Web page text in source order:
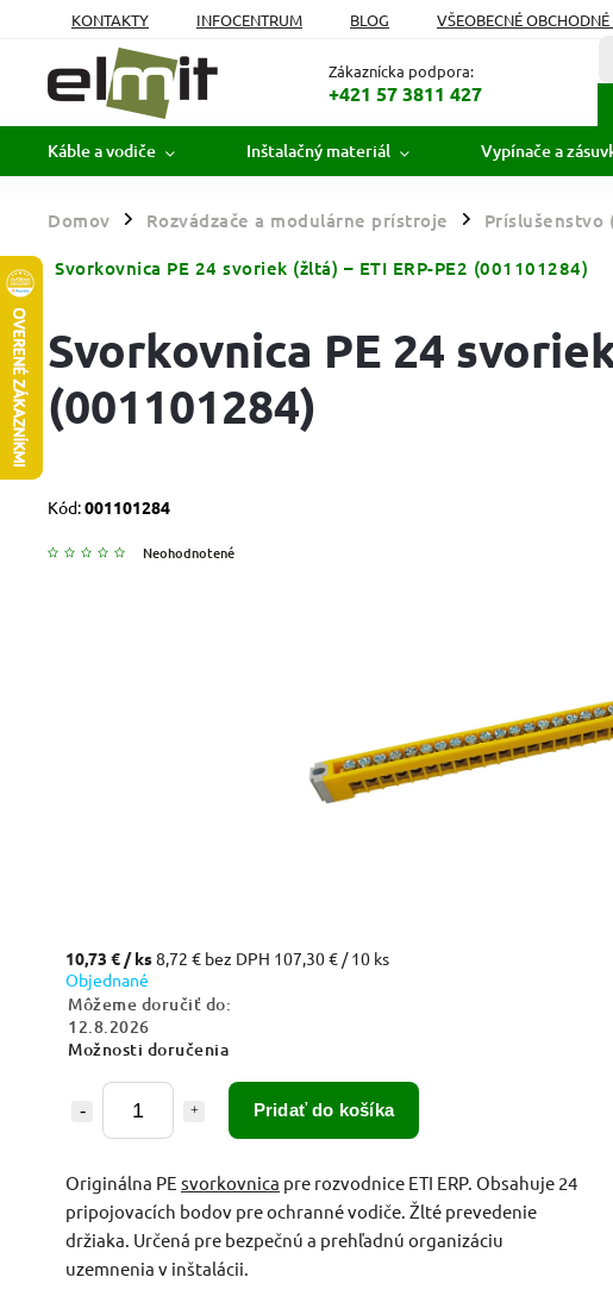
KONTAKTY INFOCENTRUM BLOG VŠEOBECNÉ
MOJA OBJEDNÁVKA
Zákaznícka podpora:
+421 57 3811 427
Káble a vodiče Inštalačný materiál Vypínače a
Domov / Rozvádzače a modulárne prístroje / Príslušenstvo
Svorkovnica PE 24 svoriek (žltá) – ETI ERP-PE2 (001101284)
Svorkovnica PE 24
(001101284)
Kód:001101284
Neohodnotené
10,73 € / ks8,72 € bez DPH 107,30 € / 10 ks
Objednané
Môžeme doručiť do:
12.8.2026
Možnosti doručenia
Pridať do košíka
Originálna PE svorkovnica pre rozvodnice ETI ERP. Obsahuje 24
pripojovacích bodov pre ochranné vodiče. Žlté prevedenie
držiaka. Určená pre bezpečnú a prehľadnú organizáciu
uzemnenia v inštalácii.